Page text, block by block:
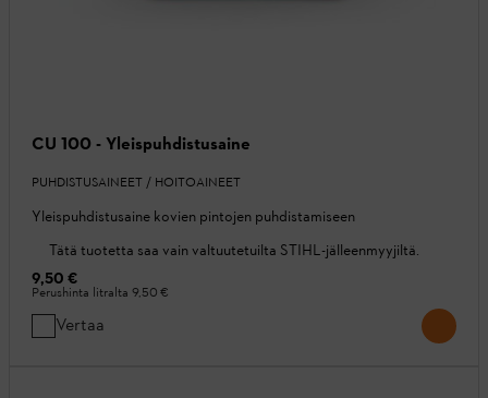
CU 100 - Yleispuhdistusaine
PUHDISTUSAINEET / HOITOAINEET
Yleispuhdistusaine kovien pintojen puhdistamiseen
Tätä tuotetta saa vain valtuutetuilta STIHL-jälleenmyyjiltä.
9,50 €
Perushinta litralta 9,50 €
Vertaa